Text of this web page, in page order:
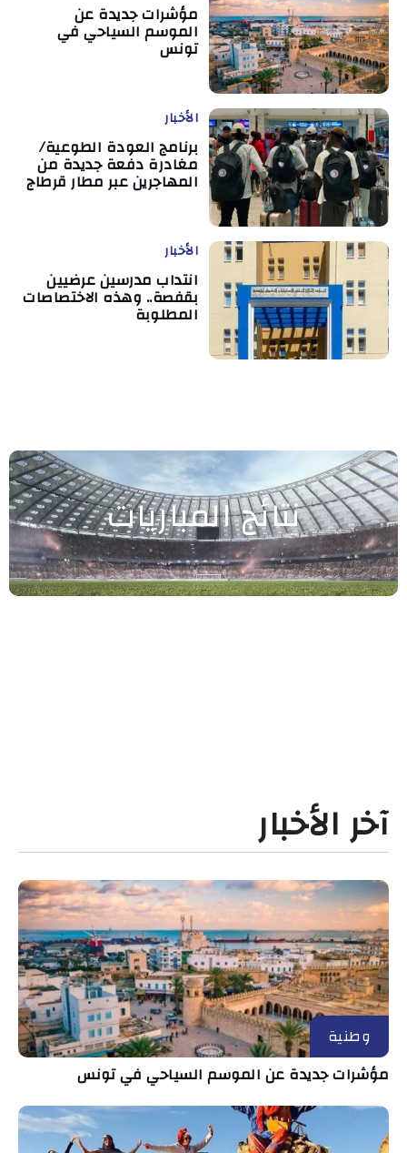
مؤشرات جديدة عن
الموسم السياحي في
تونس
الأخبار
برنامج العودة الطوعية/
مغادرة دفعة جديدة من
المهاجرين عبر مطار قرطاج
الأخبار
انتداب مدرسين عرضيين
بقفصة.. وهذه الاختصاصات
المطلوبة
نتائج المباريات
آخر الأخبار
وطنية
مؤشرات جديدة عن الموسم السياحي في تونس